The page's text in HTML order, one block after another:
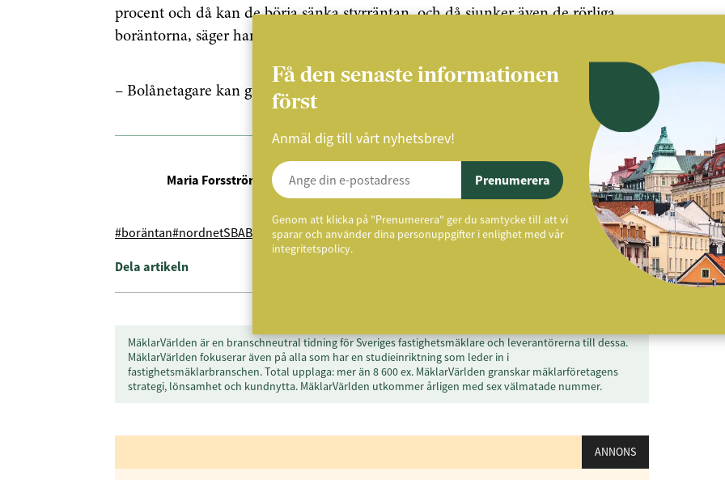
procent och då kan de börja sänka styrräntan, och då sjunker även de rörliga
boräntorna, säger han
– Bolånetagare kan gå in i 2024 med viss tillförsikt.
Maria Forsström Redaktör
#boräntan#nordnetSBAB
Dela artikeln
MäklarVärlden är en branschneutral tidning för Sveriges fastighetsmäklare och leverantörerna till dessa.
MäklarVärlden fokuserar även på alla som har en studieinriktning som leder in i
fastighetsmäklarbranschen. Total upplaga: mer än 8 600 ex. MäklarVärlden granskar mäklarföretagens
strategi, lönsamhet och kundnytta. MäklarVärlden utkommer årligen med sex välmatade nummer.
ANNONS
Få den senaste informationen
först
Anmäl dig till vårt nyhetsbrev!
Prenumerera
Genom att klicka på "Prenumerera" ger du samtycke till att vi
sparar och använder dina personuppgifter i enlighet med vår
integritetspolicy.